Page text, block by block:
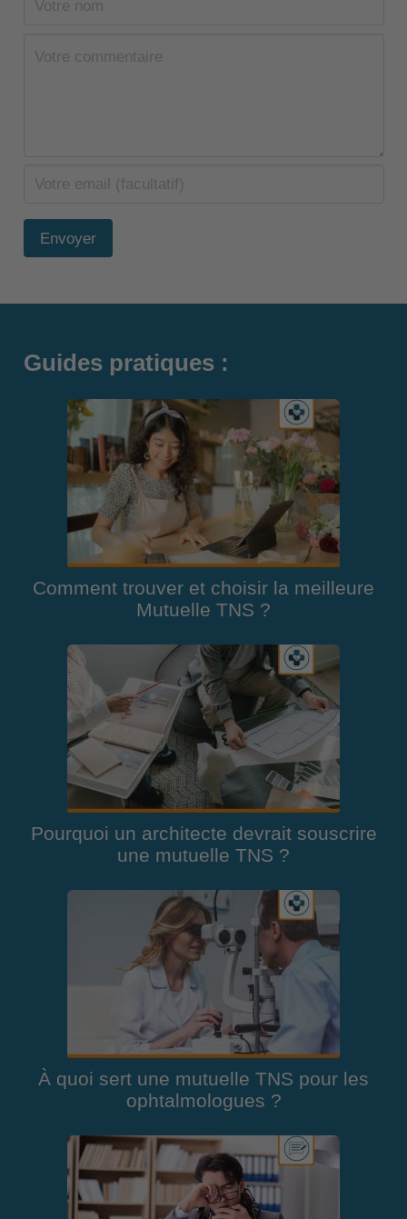
Envoyer
Guides pratiques :
Comment trouver et choisir la meilleure
Mutuelle TNS ?
Pourquoi un architecte devrait souscrire
une mutuelle TNS ?
À quoi sert une mutuelle TNS pour les
ophtalmologues ?